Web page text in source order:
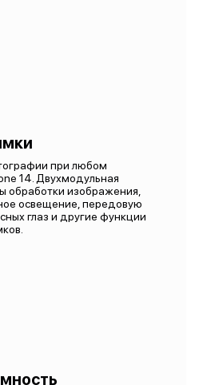
при любом
14. Двухмодульная
обработки изображения,
освещение, передовую
глаз и другие функции